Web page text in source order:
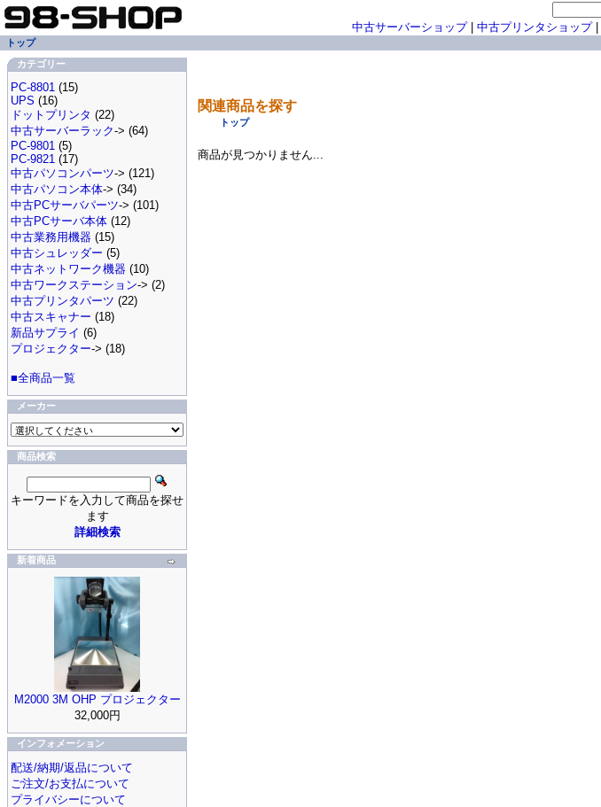
関連商品を探す
トップ
商品が見つかりません...
中古サーバーショップ| 中古プリンタショップ|
トップ
カテゴリー
PC-8801 (15)
UPS (16)
ドットプリンタ (22)
中古サーバーラック-> (64)
PC-9801 (5)
PC-9821 (17)
中古パソコンパーツ-> (121)
中古パソコン本体-> (34)
中古PCサーバパーツ-> (101)
中古PCサーバ本体 (12)
中古業務用機器 (15)
中古シュレッダー (5)
中古ネットワーク機器 (10)
中古ワークステーション-> (2)
中古プリンタパーツ (22)
中古スキャナー (18)
新品サプライ (6)
プロジェクター-> (18)
■全商品一覧
メーカー
商品検索
キーワードを入力して商品を探せ
ます
詳細検索
新着商品
M2000 3M OHP プロジェクター
32,000円
インフォメーション
配送/納期/返品について
ご注文/お支払について
プライバシーについて